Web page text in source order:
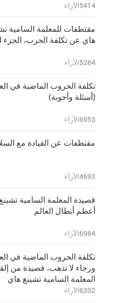
5414الآراء
مقتطفات للمعلمة السامية
هاي عن تكلفة الحرب، الجزء
5264الآراء
تكلفة الحروب الماضية في
(أسئلة وأجوبة)
6953الآراء
مقتطفات عن القيادة مع
4693الآراء
قصيدة المعلمة السامية
أعظم أبطال العالم
6964الآراء
تكلفة الحروب الماضية في
ورجاء لا تذهب، قصيدة من
المعلمة السامية تشينغ هاي
6302الآراء